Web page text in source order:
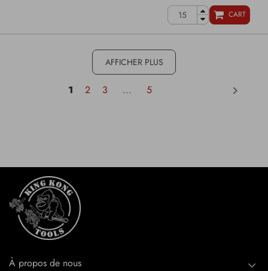
CART
AFFICHER PLUS
1 2 3 ... 5 keyboard_arrow_right
À propos de nous